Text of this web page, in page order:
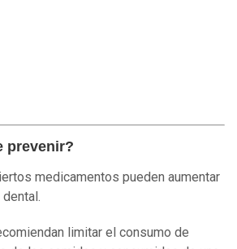
prevenir?
medicamentos pueden aumentar
limitar el consumo de